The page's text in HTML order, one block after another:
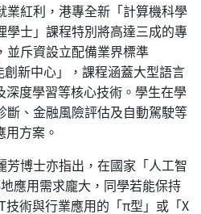
業紅利，港專全新「計算機科學
學士」課程特別將高達三成的專
並斥資設立配備業界標準
創新中心」，課程涵蓋大型語言
度學習等核心技術。學生在學
斷、金融風險評估及自動駕駛等
方案。
芳博士亦指出，在國家「人工智
應用需求龐大，同學若能保持
術與行業應用的「π型」或「X